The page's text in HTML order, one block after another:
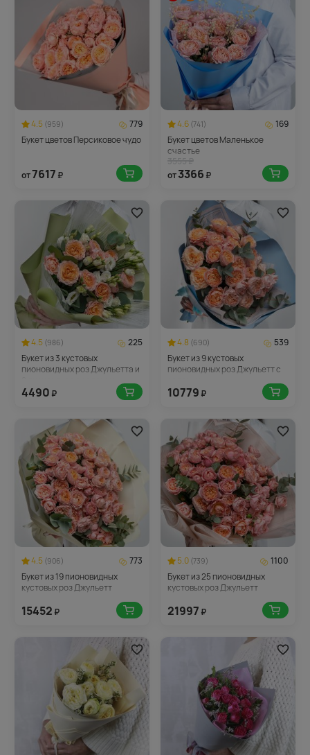
4.5 (959)
779
Букет цветов Персиковое чудо
от7617 ₽
4.6 (741)
169
Букет цветов Маленькое
счастье
от3366 ₽
4.5 (986)
225
Букет из 3 кустовых
пионовидных роз Джульетта и
4490 ₽
4.8 (690)
539
Букет из 9 кустовых
пионовидных роз Джульетт с
10779 ₽
4.5 (906)
773
Букет из 19 пионовидных
кустовых роз Джульетт
15452 ₽
5.0 (739)
1100
Букет из 25 пионовидных
кустовых роз Джульетт
21997 ₽